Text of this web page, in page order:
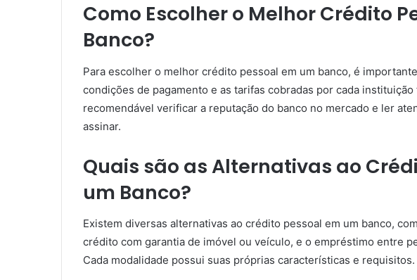
Como Escolher o Melhor Crédito
Banco?
Para escolher o melhor crédito pessoal em um banco, é
condições de pagamento e as tarifas cobradas por cada instituição
recomendável verificar a reputação do banco no mercado e ler
assinar.
Quais são as Alternativas ao
um Banco?
Existem diversas alternativas ao crédito pessoal em um banco,
crédito com garantia de imóvel ou veículo, e o empréstimo entre
Cada modalidade possui suas próprias características e requisitos.